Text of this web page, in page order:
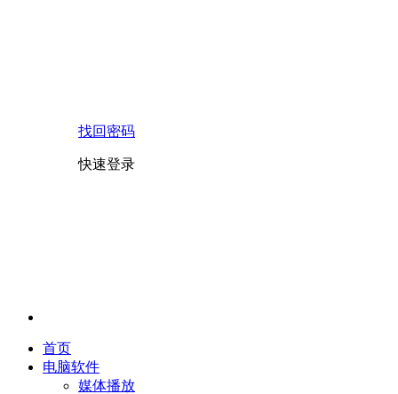
找回密码
快速登录
首页
电脑软件
媒体播放